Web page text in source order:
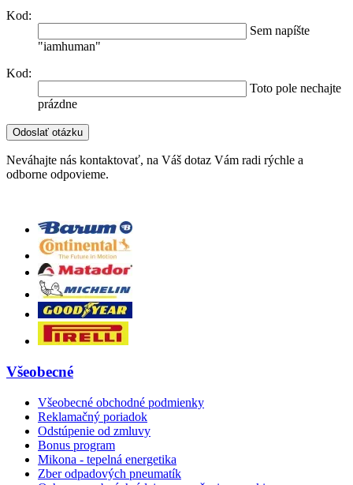
Kod:
Sem napíšte
"iamhuman"
Kod:
Toto pole nechajte
prázdne
Neváhajte nás kontaktovať, na Váš dotaz Vám radi rýchle a
odborne odpovieme.
Všeobecné
Všeobecné obchodné podmienky
Reklamačný poriadok
Odstúpenie od zmluvy
Bonus program
Mikona - tepelná energetika
Zber odpadových pneumatík